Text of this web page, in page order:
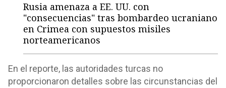
Rusia amenaza a EE. UU. con
"consecuencias" tras bombardeo ucraniano
en Crimea con supuestos misiles
norteamericanos
En el reporte, las autoridades turcas no
proporcionaron detalles sobre las circunstancias del